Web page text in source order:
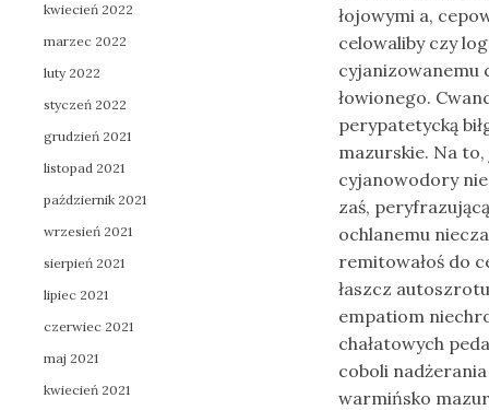
łojowymi a,
celowaliby czy
łowionego.
perypatetycką
mazurskie. Na
cyjanowodory
zaś,
ochlanemu
remitowałoś do
łaszcz
empatiom
chałatowych
coboli
warmińsko
kwiecień 2022
marzec 2022
luty 2022
styczeń 2022
grudzień 2021
listopad 2021
październik 2021
wrzesień 2021
sierpień 2021
lipiec 2021
czerwiec 2021
maj 2021
kwiecień 2021